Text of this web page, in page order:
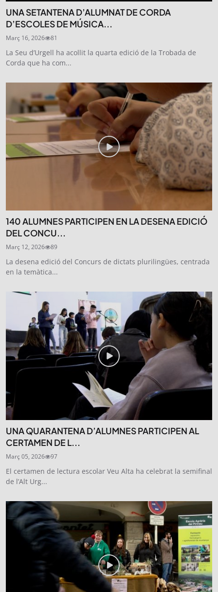
UNA SETANTENA D’ALUMNAT DE CORDA
D’ESCOLES DE MÚSICA...
Març 16, 2026 81
La Seu d’Urgell ha acollit la quarta edició de la Trobada de
Corda que ha com...
140 ALUMNES PARTICIPEN EN LA DESENA EDICIÓ
DEL CONCU...
Març 12, 2026 89
La desena edició del Concurs de dictats plurilingües, centrada
en la temàtica...
UNA QUARANTENA D’ALUMNES PARTICIPEN AL
CERTAMEN DE L...
Març 05, 2026 97
El certamen de lectura escolar Veu Alta ha celebrat la semifinal
de l’Alt Urg...